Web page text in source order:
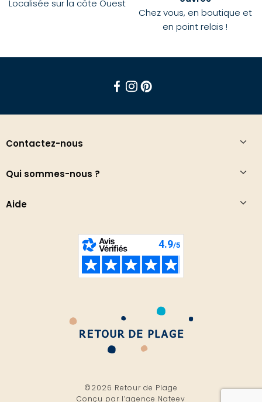
Localisée sur la côte Ouest
Chez vous, en boutique et
en point relais !
Contactez-nous
Qui sommes-nous ?
Aide
©2026 Retour de Plage
Conçu par l’agence Nateev